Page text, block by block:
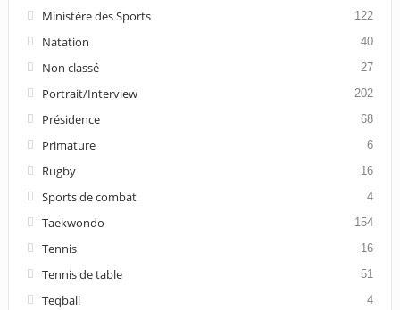
Ministère des Sports 122
Natation 40
Non classé 27
Portrait/Interview 202
Présidence 68
Primature 6
Rugby 16
Sports de combat 4
Taekwondo 154
Tennis 16
Tennis de table 51
Teqball 4